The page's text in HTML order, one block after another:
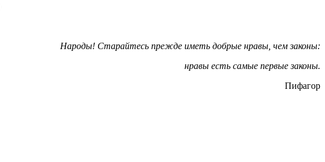
Народы! Старайтесь прежде иметь добрые нравы, чем законы:
нравы есть самые первые законы.
Пифагор